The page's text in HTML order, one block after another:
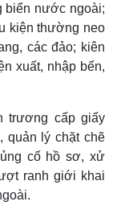
biển nước ngoài;
kiện thường neo
các đảo; kiên
xuất, nhập bến,
trương cấp giấy
quản lý chặt chẽ
cố hồ sơ, xử
ranh giới khai